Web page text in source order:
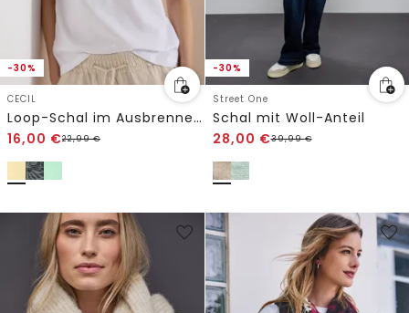
-30%
CECIL
Loop-Schal im Ausbrenner-Look
16,00 €22,99€
-30%
Street One
Schal mit Woll-Anteil
28,00 €39,99€